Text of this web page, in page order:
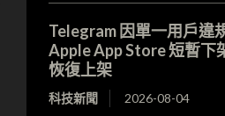
Telegram 因單一用戶違
Apple App Store 短暫下
恢復上架
科技新聞 2026-08-04